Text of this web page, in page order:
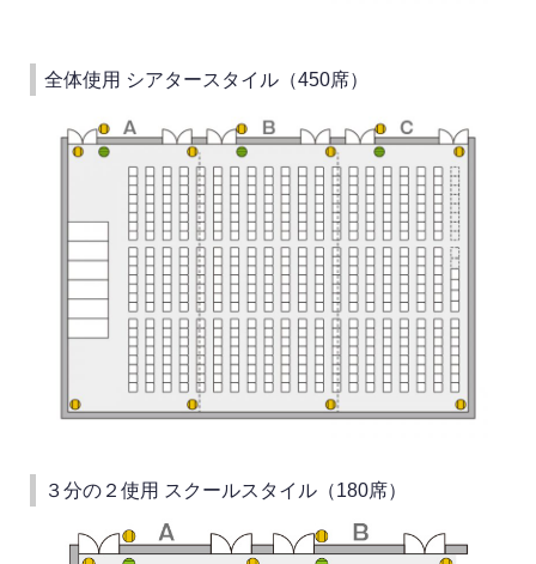
全体使用 シアタースタイル（450席）
３分の２使用 スクールスタイル（180席）